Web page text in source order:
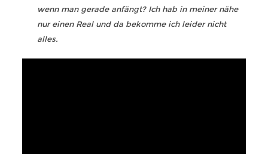
wenn man gerade anfängt? Ich hab in meiner nähe
nur einen Real und da bekomme ich leider nicht
alles.